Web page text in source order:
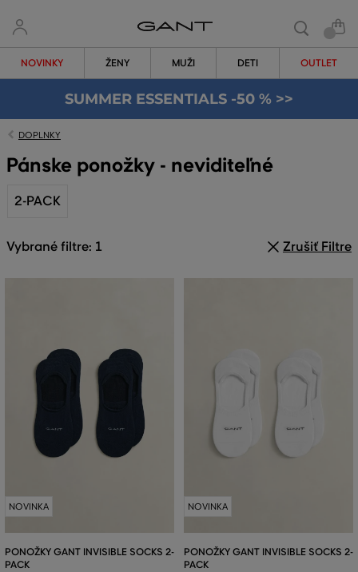
NOVINKY ŽENY MUŽI DETI OUTLET
SUMMER ESSENTIALS -50 % >>
DOPLNKY
Pánske ponožky - neviditeľné
2-PACK
Vybrané filtre: 1 Zrušiť Filtre
NOVINKA
PONOŽKY GANT INVISIBLE SOCKS 2-
PACK
NOVINKA
PONOŽKY GANT INVISIBLE SOCKS 2-
PACK